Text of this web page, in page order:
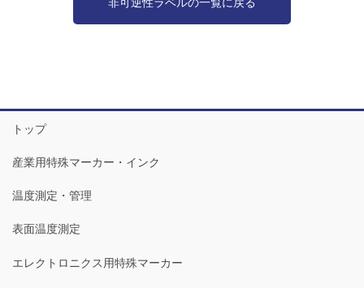
トップ
産業用特殊マーカー・インク
温度測定・管理
表面温度測定
エレクトロニクス用特殊マーカー